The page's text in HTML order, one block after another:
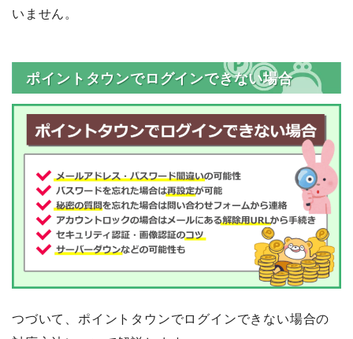
いません。
ポイントタウンでログインできない場合
つづいて、ポイントタウンでログインできない場合の